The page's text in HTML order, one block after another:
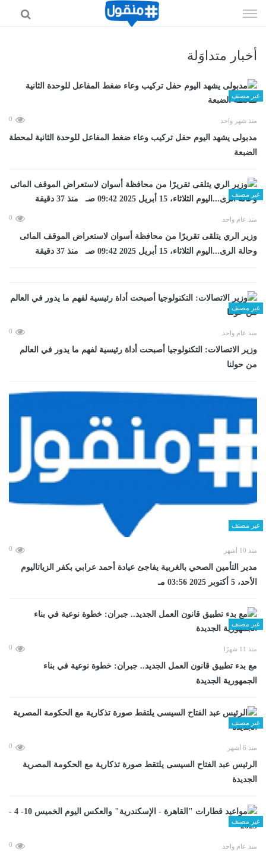
الى
أخبار متداوَلة
غير مصنف
منذ شهر واحد 0
مدبولى يشهد اليوم حفل تركيب وعاء ضغط المفاعل للوحدة الثانية لمحطة
الضبعة
غير مصنف
منذ عام واحد 0
وزير الري يتلقى تقريرًا من محافظة أسوان لاستعراض الموقف المائى
وحالة الرى...اليوم الثلاثاء، 15 أبريل 2025 09:42 صـ منذ 37 دقيقة
غير مصنف
منذ عام واحد 0
وزير الاتصالات: التكنولوجيا أصبحت أداة رئيسية لفهم ما يدور في العالم
من حولنا
غير مصنف
منذ 10 أشهر 0
مدير التأمين الصحي بالغربية يفاجئ عيادة أحمد عرابي بكفر الزياتاليوم
الأحد، 5 أكتوبر 2025 03:56 مـ
غير مصنف
منذ 11 شهرًا 0
مع بدء تطبيق قانون العمل الجديد.. جبران: خطوة نوعية في بناء
الجمهورية الجديدة
غير مصنف
منذ 6 أشهر 0
الرئيس عبد الفتاح السيسى يلتقط صورة تذكارية مع الحكومة المصرية
الجديدة
غير مصنف
منذ عام واحد 0